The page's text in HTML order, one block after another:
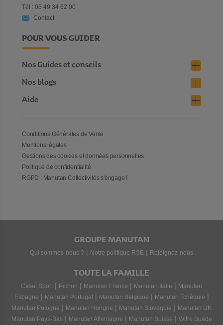
Tél : 05 49 34 62 00
Contact
POUR VOUS GUIDER
Nos Guides et conseils
Nos blogs
Aide
Conditions Générales de Vente
Mentions légales
Gestions des cookies et données personnelles
Politique de confidentialité
RGPD : Manutan Collectivités s'engage !
GROUPE MANUTAN
Qui sommes-nous ? | Notre politique RSE | Rejoignez-nous
TOUTE LA FAMILLE
Casal Sport | Pichon | Manutan France | Manutan Italie | Manutan
Espagne | Manutan Portugal | Manutan Belgique | Manutan Tchéquie |
Manutan Pologne | Manutan Hongrie | Manutan Slovaquie | Manutan UK
Manutan Pays-Bas | Manutan Allemagne | Manutan Suisse | Witre Suède